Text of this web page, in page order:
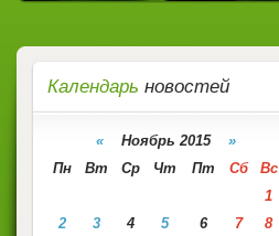
Календарь новостей
«Ноябрь 2015 »
Пн
Вт Ср Чт Пт Сб
Вс
1
2
3 4 5 6 7
8